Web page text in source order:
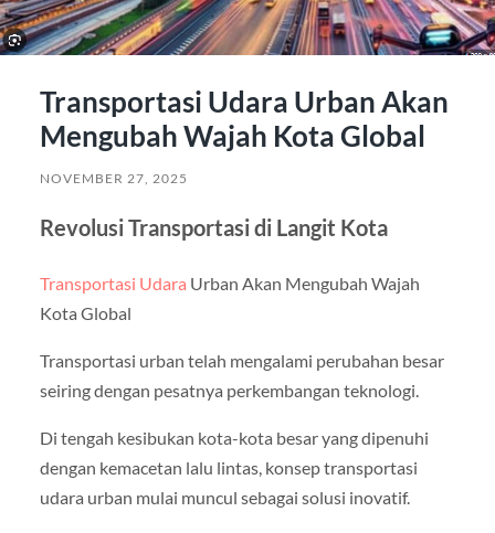
Transportasi Udara Urban Akan
Mengubah Wajah Kota Global
NOVEMBER 27, 2025
Revolusi Transportasi di Langit Kota
Transportasi Udara Urban Akan Mengubah Wajah
Kota Global
Transportasi urban telah mengalami perubahan besar
seiring dengan pesatnya perkembangan teknologi.
Di tengah kesibukan kota-kota besar yang dipenuhi
dengan kemacetan lalu lintas, konsep transportasi
udara urban mulai muncul sebagai solusi inovatif.